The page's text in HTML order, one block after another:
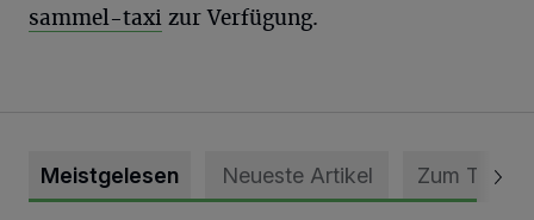
sammel-taxi zur Verfügung.
Meistgelesen Neueste Artikel Zum Thema